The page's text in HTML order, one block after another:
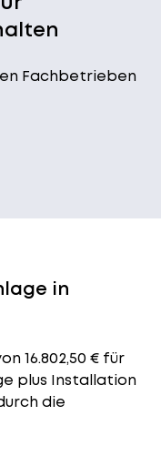
Fachbetrieben
in
16.802,50 € für
plus Installation
die